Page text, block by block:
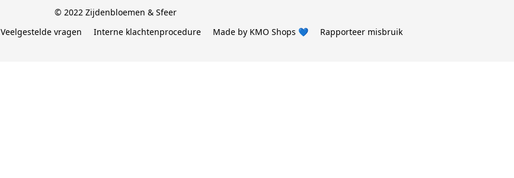
© 2022 Zijdenbloemen & Sfeer
Veelgestelde vragen Interne klachtenprocedure Made by KMO Shops 💙 Rapporteer misbruik